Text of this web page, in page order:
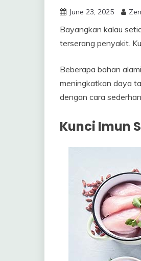
June 23, 2025
Bayangkan kalau
terserang penyakit.
Beberapa bahan
meningkatkan daya
dengan cara
Kunci Imun